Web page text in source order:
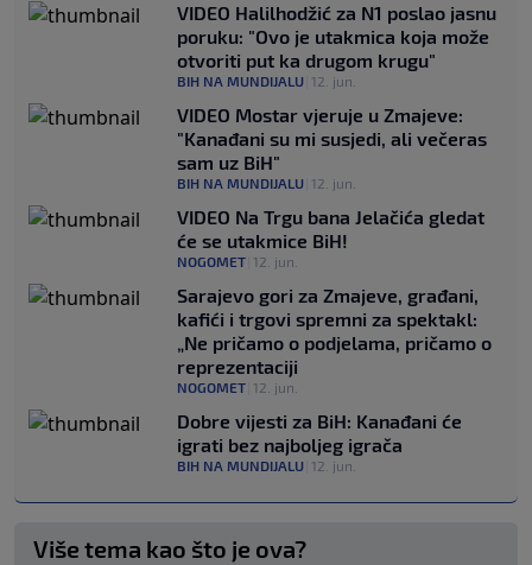
VIDEO Halilhodžić za N1 poslao jasnu
poruku: "Ovo je utakmica koja može
otvoriti put ka drugom krugu"
BIH NA MUNDIJALU 12. jun.
VIDEO Mostar vjeruje u Zmajeve:
"Kanađani su mi susjedi, ali večeras
sam uz BiH"
BIH NA MUNDIJALU 12. jun.
VIDEO Na Trgu bana Jelačića gledat
će se utakmice BiH!
NOGOMET 12. jun.
Sarajevo gori za Zmajeve, građani,
kafići i trgovi spremni za spektakl:
„Ne pričamo o podjelama, pričamo o
reprezentaciji
NOGOMET 12. jun.
Dobre vijesti za BiH: Kanađani će
igrati bez najboljeg igrača
BIH NA MUNDIJALU 12. jun.
Više tema kao što je ova?